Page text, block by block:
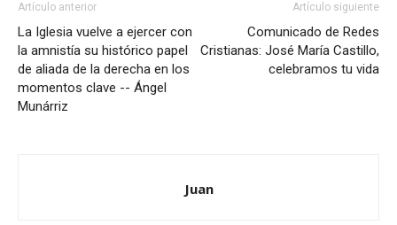
Artículo anterior
La Iglesia vuelve a ejercer con
la amnistía su histórico papel
de aliada de la derecha en los
momentos clave -- Ángel
Munárriz
Artículo siguiente
Comunicado de Redes
Cristianas: José María Castillo,
celebramos tu vida
Juan